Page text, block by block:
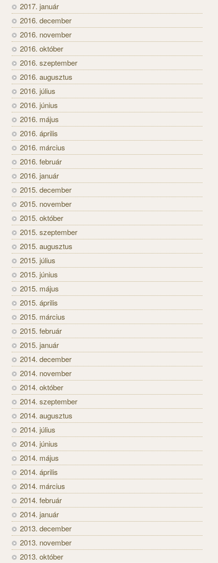
2017. január
2016. december
2016. november
2016. október
2016. szeptember
2016. augusztus
2016. július
2016. június
2016. május
2016. április
2016. március
2016. február
2016. január
2015. december
2015. november
2015. október
2015. szeptember
2015. augusztus
2015. július
2015. június
2015. május
2015. április
2015. március
2015. február
2015. január
2014. december
2014. november
2014. október
2014. szeptember
2014. augusztus
2014. július
2014. június
2014. május
2014. április
2014. március
2014. február
2014. január
2013. december
2013. november
2013. október